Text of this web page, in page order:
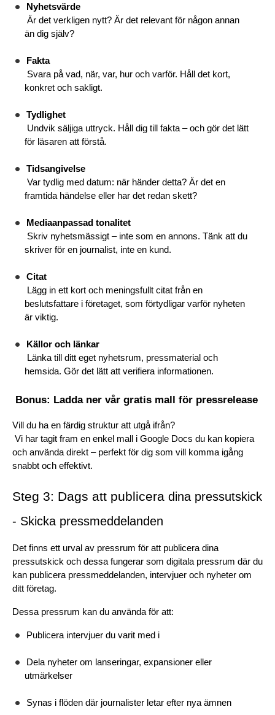
Nyhetsvärde
Är det verkligen nytt? Är det relevant för någon annan
än dig själv?
Fakta
Svara på vad, när, var, hur och varför. Håll det kort,
konkret och sakligt.
Tydlighet
Undvik säljiga uttryck. Håll dig till fakta – och gör det lätt
för läsaren att förstå.
Tidsangivelse
Var tydlig med datum: när händer detta? Är det en
framtida händelse eller har det redan skett?
Mediaanpassad tonalitet
Skriv nyhetsmässigt – inte som en annons. Tänk att du
skriver för en journalist, inte en kund.
Citat
Lägg in ett kort och meningsfullt citat från en
beslutsfattare i företaget, som förtydligar varför nyheten
är viktig.
Källor och länkar
Länka till ditt eget nyhetsrum, pressmaterial och
hemsida. Gör det lätt att verifiera informationen.
Bonus: Ladda ner vår gratis mall för pressrelease
Vill du ha en färdig struktur att utgå ifrån?
Vi har tagit fram en enkel mall i Google Docs du kan kopiera
och använda direkt – perfekt för dig som vill komma igång
snabbt och effektivt.
Steg 3: Dags att publicera dina pressutskick
- Skicka pressmeddelanden
Det finns ett urval av pressrum för att publicera dina
pressutskick och dessa fungerar som digitala pressrum där du
kan publicera pressmeddelanden, intervjuer och nyheter om
ditt företag.
Dessa pressrum kan du använda för att:
Publicera intervjuer du varit med i
Dela nyheter om lanseringar, expansioner eller
utmärkelser
Synas i flöden där journalister letar efter nya ämnen